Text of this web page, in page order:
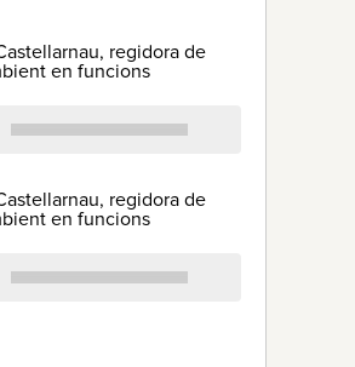
regidora de
en funcions
regidora de
en funcions